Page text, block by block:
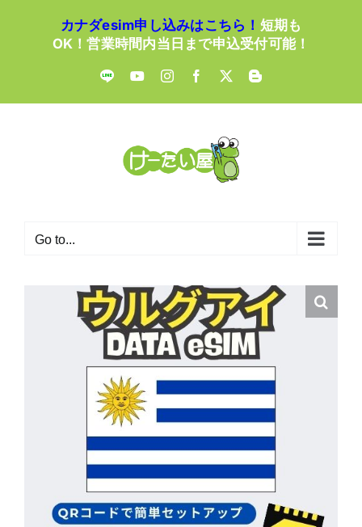
カナダesim申し込みはこちら！ 短期も
OK！営業時間内当日まで申込受付可能！
LINE YouTubeInstagramFacebook
X Blogger
Go to...